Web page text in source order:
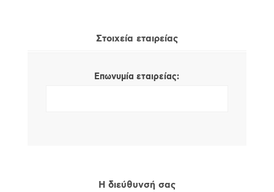
Στοιχεία εταιρείας
Επωνυμία εταιρείας:
Η διεύθυνσή σας